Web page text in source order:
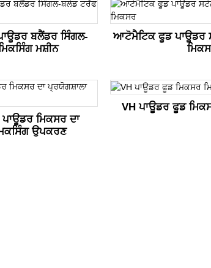
ਬਲੈਂਡਰ ਸਿੰਗਲ-
ਮਸ਼ੀਨ
ਆਟੋਮੈਟਿਕ ਫੂਡ ਪਾਊਡਰ
ਮਿਕਸਰ ਦਾ
ਉਪਕਰਣ
VH ਪਾਊਡਰ ਫੂਡ